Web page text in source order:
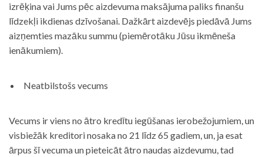
izrēķina vai Jums pēc aizdevuma maksājuma paliks finanšu
līdzekļi ikdienas dzīvošanai. Dažkārt aizdevējs piedāvā Jums
aizņemties mazāku summu (piemērotāku Jūsu ikmēneša
ienākumiem).
Neatbilstošs vecums
Vecums ir viens no ātro kredītu iegūšanas ierobežojumiem, un
visbiežāk kreditori nosaka no 21 līdz 65 gadiem, un, ja esat
ārpus šī vecuma un pieteicāt ātro naudas aizdevumu, tad